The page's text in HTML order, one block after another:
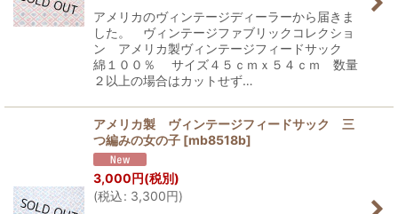
アメリカのヴィンテージディーラーから届きま
した。 ヴィンテージファブリックコレクショ
ン アメリカ製ヴィンテージフィードサック
綿１００％ サイズ４５ｃｍｘ５４ｃｍ 数量
２以上の場合はカットせず…
アメリカ製 ヴィンテージフィードサック 三
つ編みの女の子 [mb8518b]
3,000円(税別)
(税込: 3,300円)